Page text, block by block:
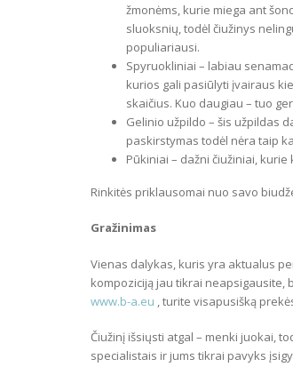
žmonėms, kurie miega ant
sluoksnių, todėl čiužinys
populiariausi.
Spyruokliniai – labiau
kurios gali pasiūlyti įvairaus
skaičius. Kuo daugiau – tuo
Gelinio užpildo – šis užpildas
paskirstymas todėl nėra taip
Pūkiniai – dažni čiužiniai,
Rinkitės priklausomai nuo savo
Gražinimas
Vienas dalykas, kuris yra aktualus
kompoziciją jau tikrai
www.b-a.eu , turite visapusišką
Čiužinį išsiųsti atgal – menki juokai,
specialistais ir jums tikrai pavyks